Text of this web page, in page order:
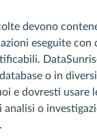
devono
eseguite con
o in
e dovresti usare
o